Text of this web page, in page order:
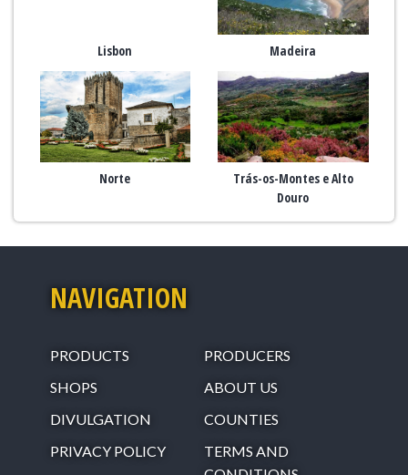
Lisbon Madeira
Norte
Trás-os-Montes e Alto
Douro
NAVIGATION
PRODUCTS
PRODUCERS
SHOPS
ABOUT US
DIVULGATION
COUNTIES
PRIVACY POLICY
TERMS AND